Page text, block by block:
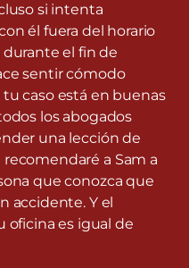
si intenta
él fuera del horario
el fin de
sentir cómodo
caso está en buenas
los abogados
una lección de
recomendaré a Sam a
que conozca que
accidente. Y el
oficina es igual de